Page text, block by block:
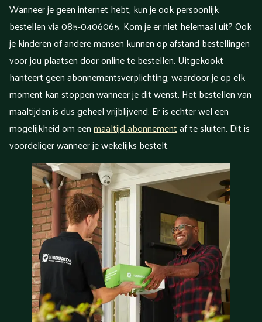
Wanneer je geen internet hebt, kun je ook persoonlijk
bestellen via 085-0406065. Kom je er niet helemaal uit? Ook
je kinderen of andere mensen kunnen op afstand bestellingen
voor jou plaatsen door online te bestellen. Uitgekookt
hanteert geen abonnementsverplichting, waardoor je op elk
moment kan stoppen wanneer je dit wenst. Het bestellen van
maaltijden is dus geheel vrijblijvend. Er is echter wel een
mogelijkheid om eenmaaltijd abonnementaf te sluiten. Dit is
voordeliger wanneer je wekelijks bestelt.